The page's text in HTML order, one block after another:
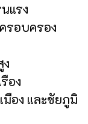
แรง
รอบครอง
อง
มือง และชัยภูมิ